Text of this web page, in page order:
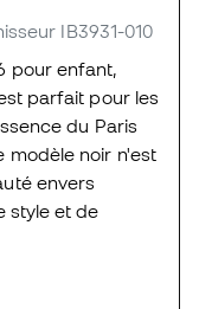
IB3931-010
pour enfant,
parfait pour les
du Paris
modèle noir n'est
envers
style et de